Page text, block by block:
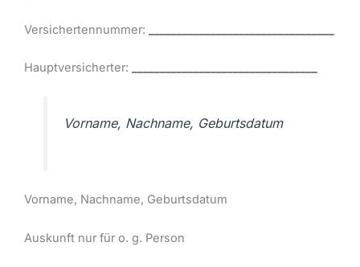
Versichertennummer:
Hauptversicherter:
Vorname, Nachname, Geburtsdatum
Vorname, Nachname, Geburtsdatum
Auskunft nur für o. g. Person